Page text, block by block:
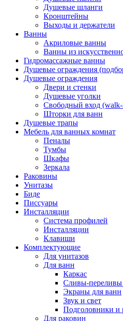
Душевые шланги
Кронштейны
Выходы и держатели
Ванны
Акриловые ванны
Ванны из
Гидромассажные ванны
Душевые ограждения
Душевые ограждения
Двери и стенки
Душевые уголки
Свободный вход
Шторки для ванн
Душевые трапы
Мебель для ванных комнат
Пеналы
Тумбы
Шкафы
Зеркала
Раковины
Унитазы
Биде
Писсуары
Инсталляции
Система профилей
Инсталляции
Клавиши
Комплектующие
Для унитазов
Для ванн
Каркас
Сливы-
Экраны для ванн
Звук и свет
Подголовники и
Для раковин